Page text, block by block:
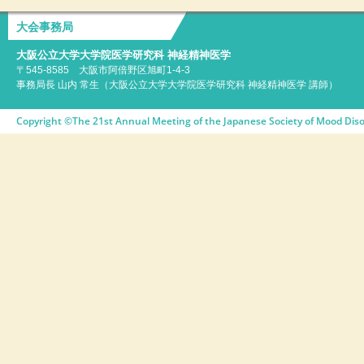
大会事務局
大阪公立大学大学院医学研究科 神経精神医学
〒545-8585 大阪市阿倍野区旭町1-4-3
事務局長 山内 常生（大阪公立大学大学院医学研究科 神経精神医学 講師）
Copyright ©The 21st Annual Meeting of the Japanese Society of Mood